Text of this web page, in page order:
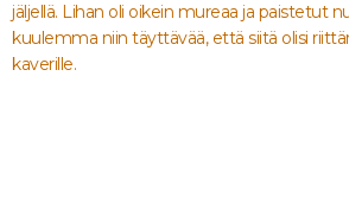
jäljellä. Lihan oli oikein mureaa ja paistetut
kuulemma niin täyttävää, että siitä olisi
kaverille.